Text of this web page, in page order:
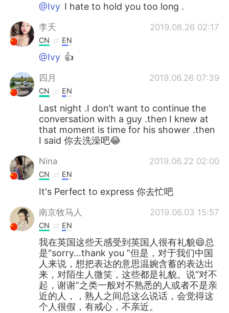
@Ivy I hate to hold you too long .
李夭 2019.08.26 02:17
CN EN
@Ivy 👍
四月 2019.06.26 07:39
CN EN
Last night .I don't want to continue the
conversation with a guy .then I knew at
that moment is time for his shower .then
I said 你去洗澡吧😂
Nina 2019.06.22 02:00
CN EN
It's Perfect to express 你去忙吧
南京牧马人 2019.06.03 15:57
CN EN
我在英国这些天感受到英国人很有礼貌😄总
是“sorry…thank you ”但是，对于我们中国
人来说，想把表达的意思温婉含蓄的表达出
来，对陌生人微笑，这些都是礼貌。说“对不
起，谢谢”之类一般对不熟悉的人或者不是亲
近的人，，熟人之间总这么说话，会觉得这
个人很假，有戒心，不亲近。